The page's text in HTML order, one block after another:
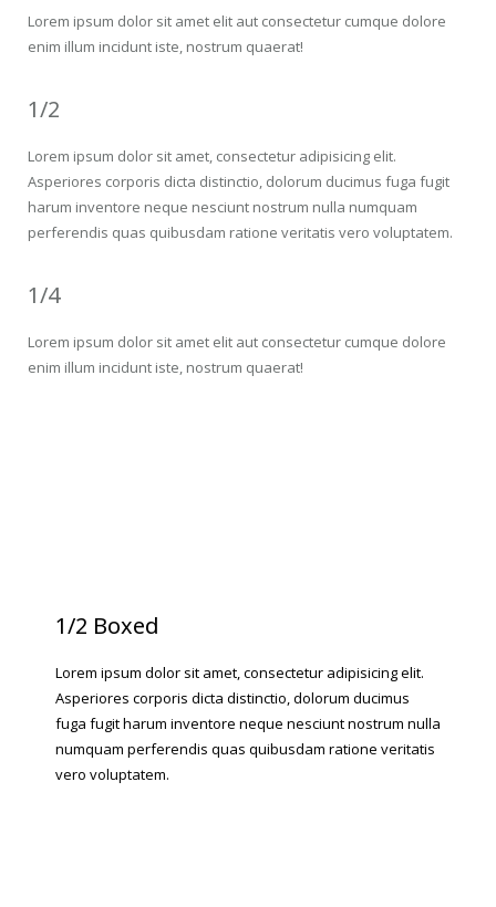
Lorem ipsum dolor sit amet elit aut consectetur cumque dolore
enim illum incidunt iste, nostrum quaerat!
1/2
Lorem ipsum dolor sit amet, consectetur adipisicing elit.
Asperiores corporis dicta distinctio, dolorum ducimus fuga fugit
harum inventore neque nesciunt nostrum nulla numquam
perferendis quas quibusdam ratione veritatis vero voluptatem.
1/4
Lorem ipsum dolor sit amet elit aut consectetur cumque dolore
enim illum incidunt iste, nostrum quaerat!
1/2 Boxed
Lorem ipsum dolor sit amet, consectetur adipisicing elit.
Asperiores corporis dicta distinctio, dolorum ducimus
fuga fugit harum inventore neque nesciunt nostrum nulla
numquam perferendis quas quibusdam ratione veritatis
vero voluptatem.